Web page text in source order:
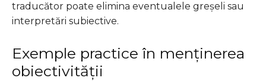
traducător poate elimina eventualele greșeli sau
interpretări subiective.
Exemple practice în menținerea
obiectivității